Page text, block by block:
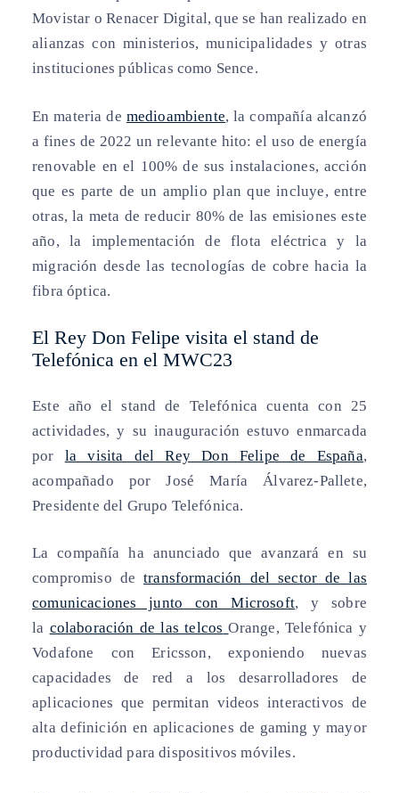
Movistar o Renacer Digital, que se han realizado en
alianzas con ministerios, municipalidades y otras
instituciones públicas como Sence.
En materia de medioambiente, la compañía alcanzó
a fines de 2022 un relevante hito: el uso de energía
renovable en el 100% de sus instalaciones, acción
que es parte de un amplio plan que incluye, entre
otras, la meta de reducir 80% de las emisiones este
año, la implementación de flota eléctrica y la
migración desde las tecnologías de cobre hacia la
fibra óptica.
El Rey Don Felipe visita el stand de
Telefónica en el MWC23
Este año el stand de Telefónica cuenta con 25
actividades, y su inauguración estuvo enmarcada
por la visita del Rey Don Felipe de España,
acompañado por José María Álvarez-Pallete,
Presidente del Grupo Telefónica.
La compañía ha anunciado que avanzará en su
compromiso detransformación del sector de las
comunicaciones junto con Microsoft, y sobre
la colaboración de las telcos Orange, Telefónica y
Vodafone con Ericsson, exponiendo nuevas
capacidades de red a los desarrolladores de
aplicaciones que permitan videos interactivos de
alta definición en aplicaciones de gaming y mayor
productividad para dispositivos móviles.